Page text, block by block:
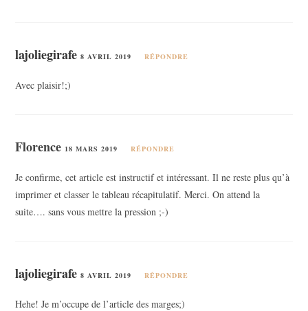
lajoliegirafe 8 AVRIL 2019 RÉPONDRE
Avec plaisir!;)
Florence 18 MARS 2019 RÉPONDRE
Je confirme, cet article est instructif et intéressant. Il ne reste plus qu’à
imprimer et classer le tableau récapitulatif. Merci. On attend la
suite…. sans vous mettre la pression ;-)
lajoliegirafe 8 AVRIL 2019 RÉPONDRE
Hehe! Je m’occupe de l’article des marges;)